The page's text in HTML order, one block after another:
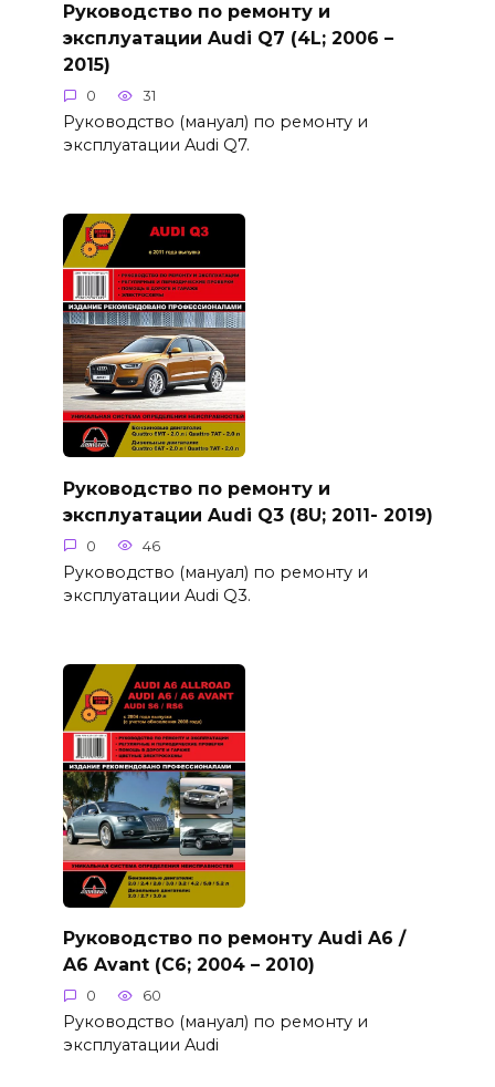
Руководство по ремонту и
эксплуатации Audi Q7 (4L; 2006 –
2015)
0 31
Руководство (мануал) по ремонту и
эксплуатации Audi Q7.
Руководство по ремонту и
эксплуатации Audi Q3 (8U; 2011- 2019)
0 46
Руководство (мануал) по ремонту и
эксплуатации Audi Q3.
Руководство по ремонту Audi A6 /
A6 Avant (C6; 2004 – 2010)
0 60
Руководство (мануал) по ремонту и
эксплуатации Audi